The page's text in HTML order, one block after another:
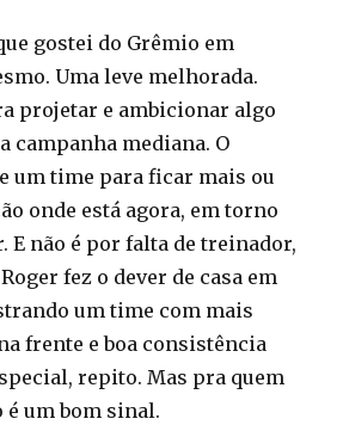
gostei do Grêmio em
Uma leve melhorada.
projetar e ambicionar algo
campanha mediana. O
um time para ficar mais ou
onde está agora, em torno
E não é por falta de treinador,
fez o dever de casa em
um time com mais
frente e boa consistência
repito. Mas pra quem
é um bom sinal.